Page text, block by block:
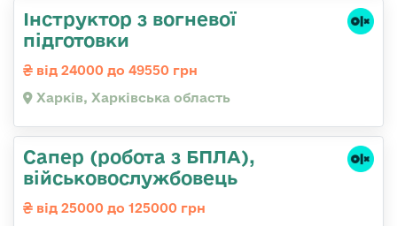
Інструктор з вогневої
підготовки
від 24000 до 49550 грн
Харків, Харківська область
Сапер (робота з БПЛА),
військовослужбовець
від 25000 до 125000 грн